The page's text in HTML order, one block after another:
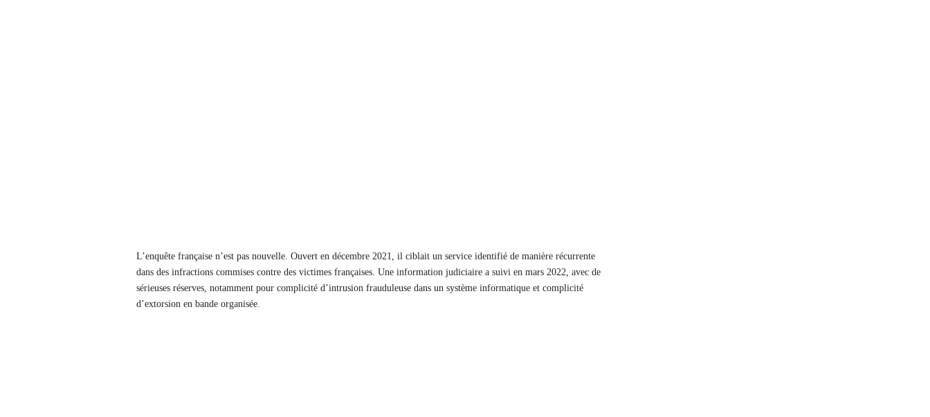
L’enquête française n’est pas nouvelle. Ouvert en décembre 2021, il ciblait un service identifié de manière récurrente
dans des infractions commises contre des victimes françaises. Une information judiciaire a suivi en mars 2022, avec de
sérieuses réserves, notamment pour complicité d’intrusion frauduleuse dans un système informatique et complicité
d’extorsion en bande organisée.